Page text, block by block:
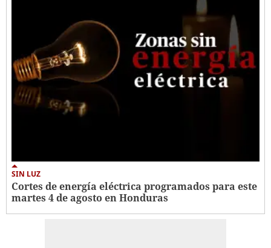
SIN LUZ
Cortes de energía eléctrica programados para este
martes 4 de agosto en Honduras